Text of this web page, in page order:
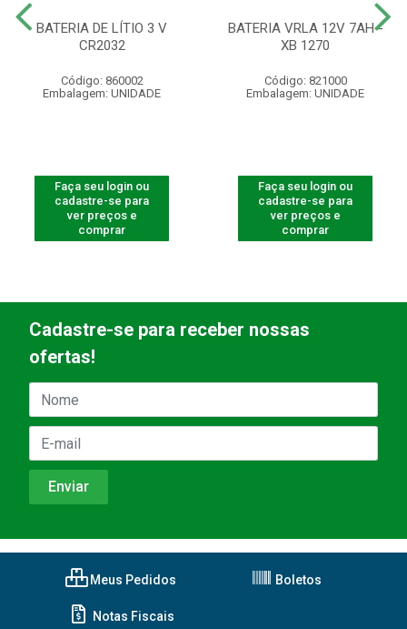
BATERIA DE LÍTIO 3 V
CR2032
Código: 860002
Embalagem: UNIDADE
Faça seu login ou
cadastre-se para
ver preços e
comprar
BATERIA VRLA 12V 7AH -
XB 1270
Código: 821000
Embalagem: UNIDADE
Faça seu login ou
cadastre-se para
ver preços e
comprar
Cadastre-se para receber nossas
ofertas!
Meus Pedidos Boletos
Notas Fiscais